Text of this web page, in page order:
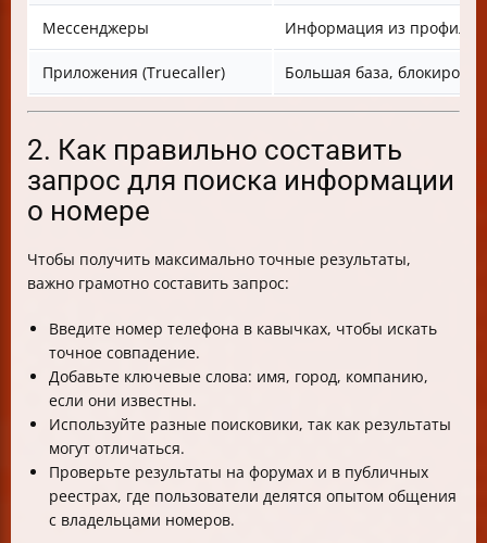
Мессенджеры Информация из профиля,
Приложения (Truecaller) Большая база,
2. Как правильно составить
запрос для поиска информации
о номере
Чтобы получить максимально точные результаты,
важно грамотно составить запрос:
Введите номер телефона в кавычках, чтобы искать
точное совпадение.
Добавьте ключевые слова: имя, город, компанию,
если они известны.
Используйте разные поисковики, так как результаты
могут отличаться.
Проверьте результаты на форумах и в публичных
реестрах, где пользователи делятся опытом общения
с владельцами номеров.